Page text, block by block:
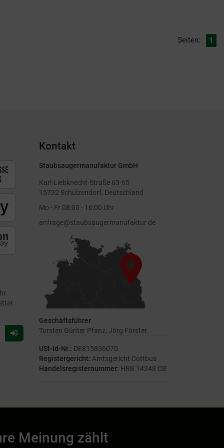
Seiten: 1
Für
Newsletter
anmelden
Kontakt
Staubsaugermanufaktur GmbH
Karl-Liebknecht-Straße 63-65
15732 Schulzendorf, Deutschland
Mo - Fr 08:00 - 16:00 Uhr
anfrage@staubsaugermanufaktur.de
Geschäftsführer
Torsten Günter Pfanz, Jörg Förster
USt-Id-Nr.: DE815836070
Registergericht: Amtsgericht Cottbus
Handelsregisternummer: HRB 14248 CB
Meinung zählt